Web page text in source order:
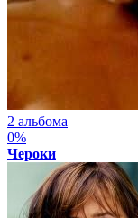
2 альбома
0%
Чероки